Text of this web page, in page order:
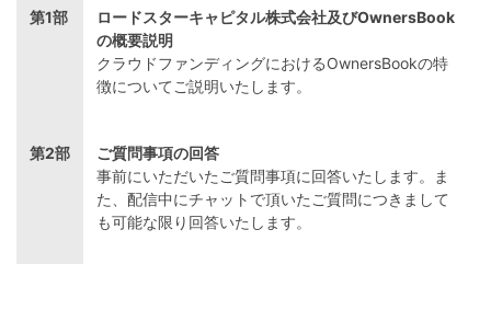
第1部
ロードスターキャピタル株式会社及びOwnersBook
の概要説明
クラウドファンディングにおけるOwnersBookの特
徴についてご説明いたします。
第2部
ご質問事項の回答
事前にいただいたご質問事項に回答いたします。ま
た、配信中にチャットで頂いたご質問につきまして
も可能な限り回答いたします。